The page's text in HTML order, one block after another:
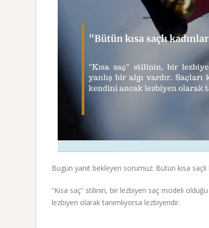
Bugün yanıt bekleyen sorumuz: Bütün kısa
“Kısa saç” stilinin, bir lezbiyen saç modeli
lezbiyen olarak tanımlıyorsa lezbiyendir.